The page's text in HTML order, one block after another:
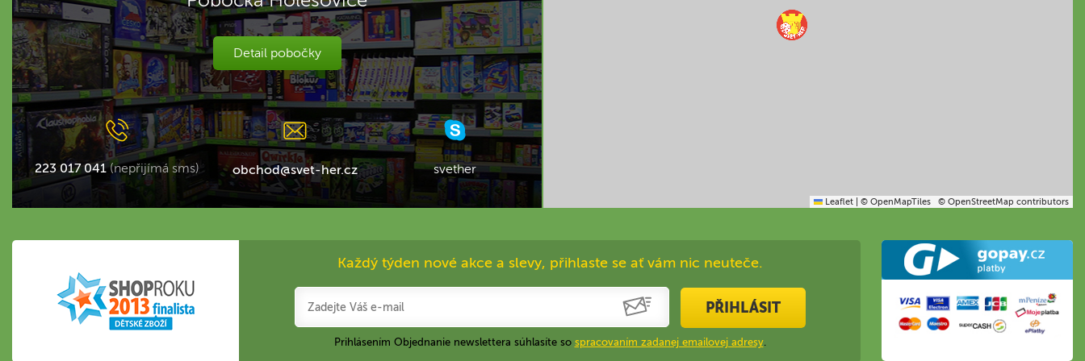
Detail pobočky
223 017 041 (nepřijímá sms) obchod@svet-her.cz svether
Leaflet © OpenMapTiles © OpenStreetMap contributors
Každý týden nové akce a slevy, přihlaste se ať vám nic neuteče.
PŘIHLÁSIT
Prihlásením Objednanie newslettera súhlasíte so spracovaním zadanej emailovej adresy.